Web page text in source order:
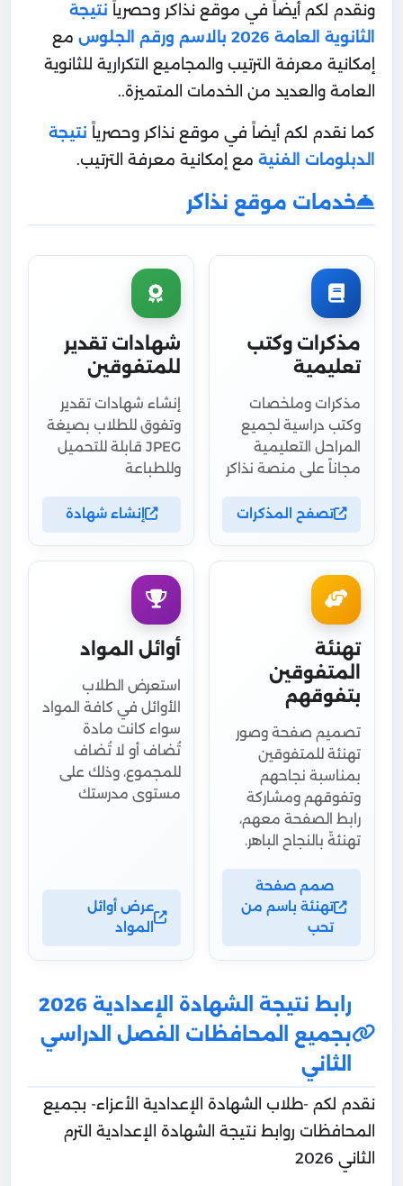
ونقدم لكم أيضاً في موقع نذاكر وحصرياً نتيجة
الثانوية العامة 2026 بالاسم ورقم الجلوس
مع
إمكانية معرفة الترتيب والمجاميع التكرارية للثانوية
العامة والعديد من الخدمات المتميزة..
كما نقدم لكم أيضاً في موقع نذاكر وحصرياً نتيجة
الدبلومات الفنية مع إمكانية معرفة الترتيب.
خدمات موقع نذاكر
مذكرات وكتب
تعليمية
مذكرات وملخصات
وكتب دراسية لجميع
المراحل التعليمية
مجاناً على منصة نذاكر
تصفح المذكرات
شهادات تقدير
للمتفوقين
إنشاء شهادات تقدير
وتفوق للطلاب بصيغة
JPEG قابلة للتحميل
وللطباعة
إنشاء شهادة
تهنئة
المتفوقين
بتفوقهم
تصميم صفحة وصور
تهنئة للمتفوقين
بمناسبة نجاحهم
وتفوقهم ومشاركة
رابط الصفحة معهم،
تهنئةً بالنجاح الباهر.
صمم صفحة
تهنئة باسم من
تحب
أوائل المواد
استعرض الطلاب
الأوائل في كافة المواد
سواء كانت مادة
تُضاف أو لا تُضاف
للمجموع، وذلك على
مستوى مدرستك
عرض أوائل
المواد
رابط نتيجة الشهادة الإعدادية 2026
بجميع المحافظات الفصل الدراسي
الثاني
نقدم لكم -طلاب الشهادة الإعدادية الأعزاء- بجميع
المحافظات روابط نتيجة الشهادة الإعدادية الترم
الثاني 2026